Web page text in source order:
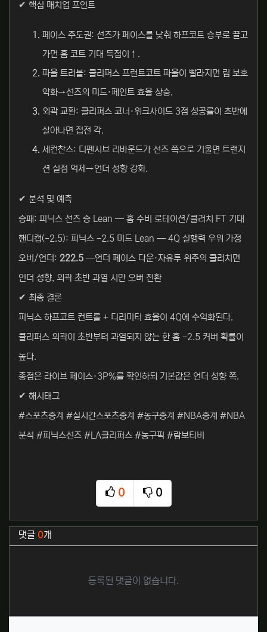
✔ 핵심 매치업 포인트
페이스 주도권: 선즈가 페이스를 낮춰 하프코트 승부로 끌고
가면 홈 코트 기대 득점이↑.
파울 트러블: 클리퍼스 프런트코트 파울이 빨라지면 림 보호
약화→선즈의 미드·페인트 효율 상승.
외곽 교환: 클리퍼스 코너·위크사이드 3점 성공률이 초반에
살아나면 접전 각.
세컨찬스: 디펜시브 리바운드가 선즈 쪽으로 기울면 트랜지
션 실점 억제→언더 성향 강화.
✔ 분석 및 예측
승패: 피닉스 선즈 승 Lean — 홈 수비 로테이션/클러치 FT 기대
핸디캡(-2.5): 피닉스 -2.5 미드 Lean — 4Q 실행력 우위 가정
오버/언더: 222.5 —언더 페이스 다운·자유투 위주의 클러치면
언더 성향, 외곽 초반 과열 시만 오버 전환
✔ 최종 결론
피닉스 하프코트 컨트롤 + 디리미터 효율이 4Q에 수익화된다.
클리퍼스 외곽이 초반부터 과열되지 않는 한 홈 -2.5 커버 확률이
높다.
총점은 라이브 페이스·3P%를 확인하되 기본값은 언더 성향 쪽.
✔ 해시태그
#스포츠중계 #실시간스포츠중계 #농구중계 #NBA중계 #NBA
분석 #피닉스선즈 #LA클리퍼스 #농구픽 #람보티비
0
추천
0
비추천
관련자료
댓글 0개
등록된 댓글이 없습니다.